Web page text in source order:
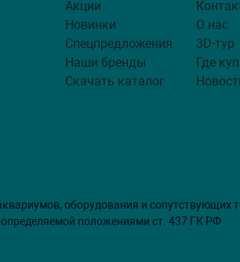
Акции
Новинки
Спецпредложения
Наши бренды
Скачать каталог
О нас
3D-тур
Где
оборудования и
положениями ст. 437 ГК РФ